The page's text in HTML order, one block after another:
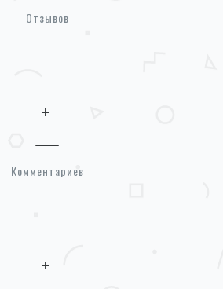
Отзывов
+
Комментариев
+